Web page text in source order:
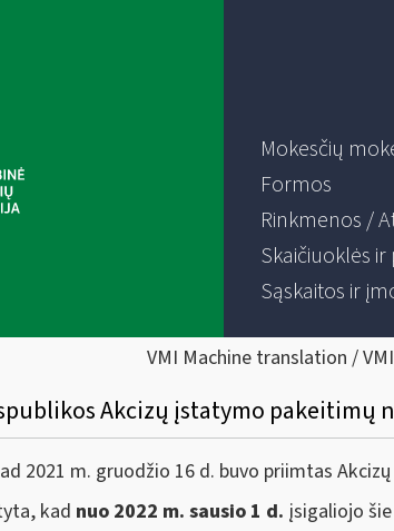
Mokesčių
Formos
Rinkmenos /
Skaičiuoklės
Sąskaitos ir
VMI Machine translation /
Akcizų įstatymo pakeitimų
2021 m. gruodžio 16 d. buvo priimtas
kad nuo 2022 m. sausio 1 d. įsigaliojo